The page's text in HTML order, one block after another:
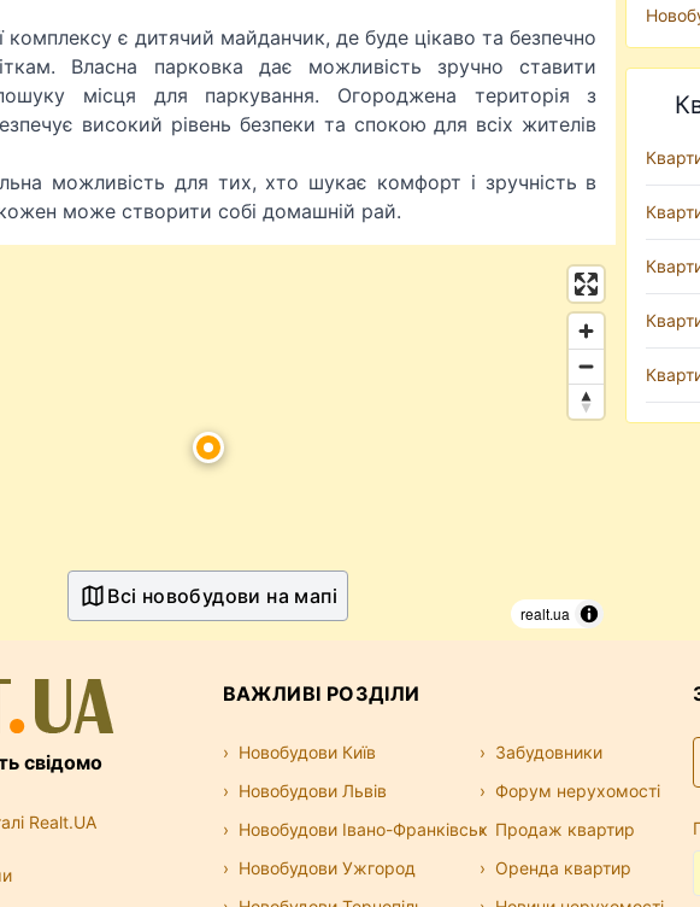
комплексу є дитячий майданчик, де буде цікаво та безпечно
Власна парковка дає можливість зручно ставити
місця для паркування. Огороджена територія з
високий рівень безпеки та спокою для всіх жителів
можливість для тих, хто шукає комфорт і зручність в
може створити собі домашній рай.
realt.ua
Всі новобудови на мапі
свідомо
Realt.UA
ВАЖЛИВІ РОЗДІЛИ
Новобудови Київ
Новобудови Львів
Новобудови Івано-Франківськ
Новобудови Ужгород
Забудовники
Форум нерухомості
Продаж квартир
Оренда квартир